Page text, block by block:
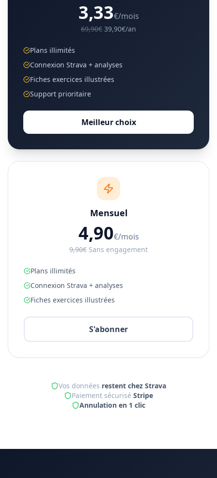
3,33€/mois
69,90€ 39,90€/an
Plans illimités
Connexion Strava + analyses
Fiches exercices illustrées
Support prioritaire
Meilleur choix
Mensuel
4,90€/mois
9,90€ Sans engagement
Plans illimités
Connexion Strava + analyses
Fiches exercices illustrées
S'abonner
Vos données restent chez Strava
Paiement sécurisé Stripe
Annulation en 1 clic